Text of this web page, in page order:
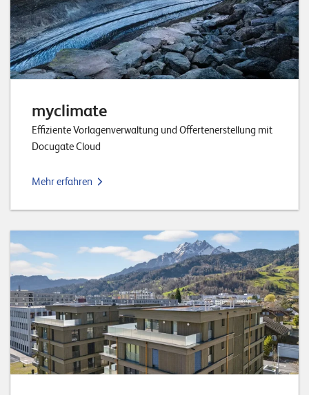
e
r
n
e
a
r
r
i
e
r
e
N
myclimate
Effiziente Vorlagenverwaltung und Offertenerstellung mit
Docugate Cloud
Mehr erfahren